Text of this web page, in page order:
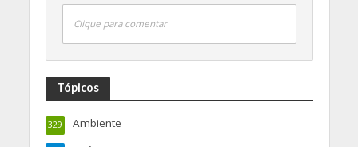
Clique para comentar
Tópicos
Ambiente
329